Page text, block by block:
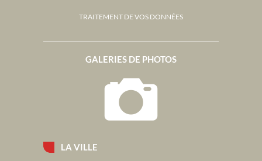
LA VILLE
GALERIES DE PHOTOS
TRAITEMENT DE VOS DONNÉES